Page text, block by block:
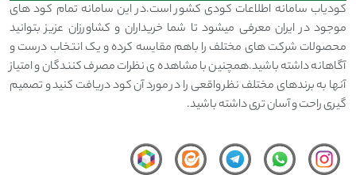
کودیاب سامانه اطلاعات کودی کشور است.در این سامانه تمام کود های
موجود در ایران معرفی میشود تا شما خریداران و کشاورزان عزیز بتوانید
محصولات شرکت های مختلف را باهم مقایسه کرده و یک انتخاب درست و
آگاهانه داشته باشید.همچنین با مشاهده ی نظرات مصرف کنندگان و امتیاز
آنها به برندهای مختلف نظر واقعی را در مورد آن کود دریافت کنید و تصمیم
گیری راحت و آسان تری داشته باشید.